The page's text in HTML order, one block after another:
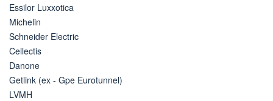
Essilor Luxxotica
Michelin
Schneider Electric
Cellectis
Danone
Getlink (ex - Gpe Eurotunnel)
LVMH